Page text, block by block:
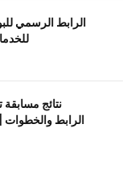
concours.onec.dz | الرابط والخطوات